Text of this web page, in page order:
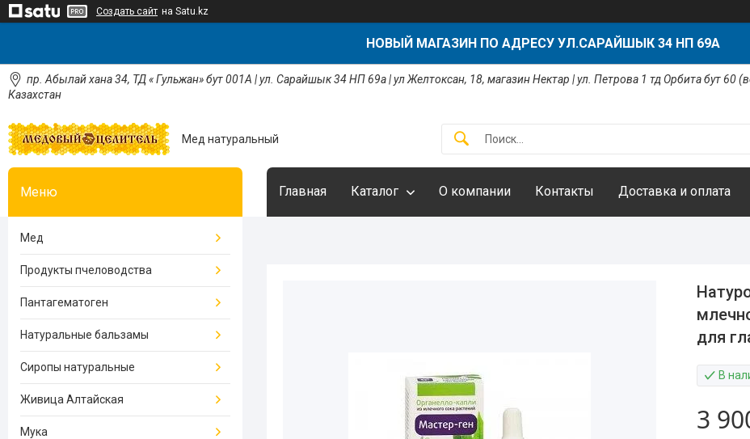
Создать сайт на Satu.kz
НОВЫЙ МАГАЗИН ПО АДРЕСУ УЛ.САРАЙШЫК 34 НП 69А
пр. Абылай хана 34, ТД « Гульжан» бут 001А | ул. Сарайшык 34 НП 69а | ул Желтоксан, 18, магазин Нектар | ул. Петрова 1 тд Орбита бут 60
Казахстан
Мед натуральный
Главная Каталог О компании Контакты Доставка и оплата
для
В
3
Мед
Продукты пчеловодства
Пантагематоген
Натуральные бальзамы
Сиропы натуральные
Живица Алтайская
Мука